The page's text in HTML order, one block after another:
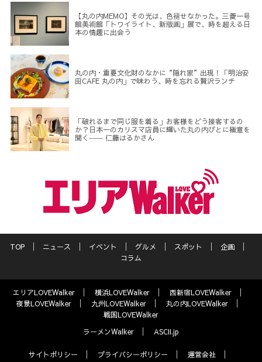
【丸の内MEMO】その光は、色褪せなかった。三菱一号
館美術館「トワイライト、新版画」展で、時を超える日
本の情趣に出会う
丸の内・重要文化財のなかに“隠れ家”出現！「明治安
田CAFE 丸の内」で味わう、時を忘れる贅沢ランチ
「破れるまで同じ服を着る」お客様をどう接客するの
か？日本一のカリスマ店員に輝いた丸の内びとに極意を
聞く―― 仁藤はるかさん
TOP ニュース イベント グルメ スポット
企画
コラム
エリアLOVEWalker 横浜LOVEWalker
西新宿LOVEWalker
夜景LOVEWalker
九州LOVEWalker
丸の内LOVEWalker
戦国LOVEWalker
ラーメンWalker
ASCII.jp
サイトポリシー プライバシーポリシー
運営会社